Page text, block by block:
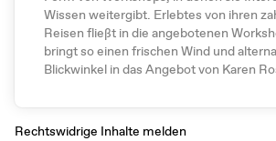
Wissen weitergibt. Erlebtes von ihren
Reisen fließt in die angebotenen
bringt so einen frischen Wind und
Blickwinkel in das Angebot von Karen
Rechtswidrige Inhalte melden